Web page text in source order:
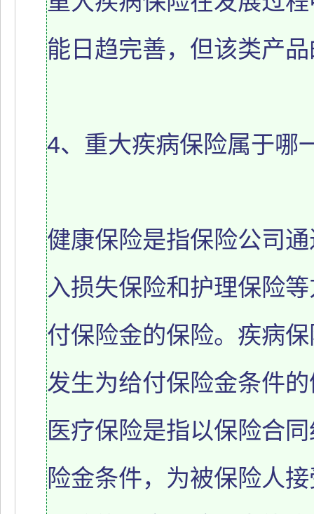
能日趋完善，但该类产
4、重大疾病保险属于哪
健康保险是指保险公司
入损失保险和护理保险
付保险金的保险。疾病
发生为给付保险金条件
医疗保险是指以保险合
险金条件，为被保险人